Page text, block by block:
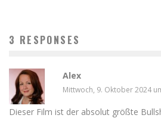
3 RESPONSES
Alex
Mittwoch, 9. Oktober 2024
Dieser Film ist der absolut größte